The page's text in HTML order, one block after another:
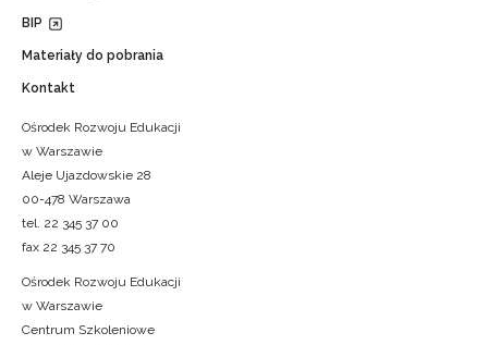
BIP
Materiały do pobrania
Kontakt
Ośrodek Rozwoju Edukacji
w Warszawie
Aleje Ujazdowskie 28
00-478 Warszawa
tel. 22 345 37 00
fax 22 345 37 70
Ośrodek Rozwoju Edukacji
w Warszawie
Centrum Szkoleniowe